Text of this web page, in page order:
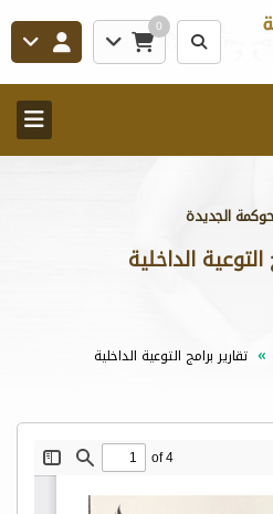
0
الجديدة
التوعية الداخلية
تقارير برامج التوعية الداخلية